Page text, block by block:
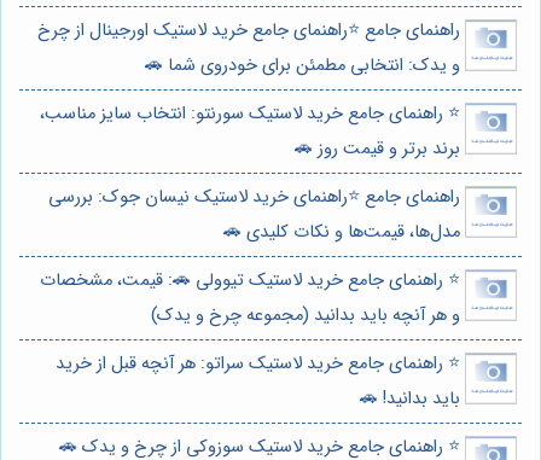
راهنمای جامع ⭐️راهنمای جامع خرید لاستیک اورجینال از چرخ
و یدک: انتخابی مطمئن برای خودروی شما 🚗
⭐️ راهنمای جامع خرید لاستیک سورنتو: انتخاب سایز مناسب،
برند برتر و قیمت روز 🚗
راهنمای جامع ⭐️راهنمای خرید لاستیک نیسان جوک: بررسی
مدل‌ها، قیمت‌ها و نکات کلیدی 🚗
⭐️ راهنمای جامع خرید لاستیک تیوولی 🚗: قیمت، مشخصات
و هر آنچه باید بدانید (مجموعه چرخ و یدک)
⭐️ راهنمای جامع خرید لاستیک سراتو: هر آنچه قبل از خرید
باید بدانید! 🚗
⭐️ راهنمای جامع خرید لاستیک سوزوکی از چرخ و یدک 🚗